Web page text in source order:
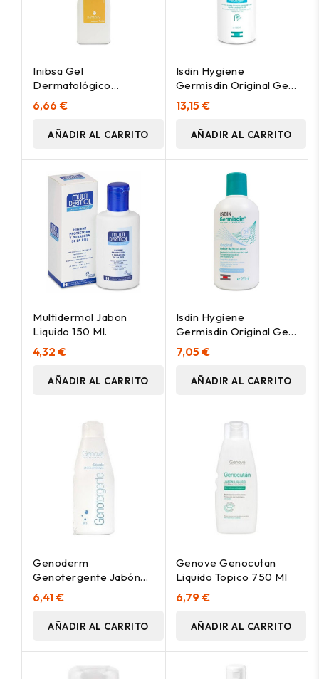
Inibsa Gel
Dermatológico
Multicereales 1000Ml
6,66 €
AÑADIR AL CARRITO
Isdin Hygiene
Germisdin Original Gel
De Baño Syndet
1000Ml
13,15 €
AÑADIR AL CARRITO
Multidermol Jabon
Liquido 150 Ml.
4,32 €
AÑADIR AL CARRITO
Isdin Hygiene
Germisdin Original Gel
De Baño Syndet 250Ml
7,05 €
AÑADIR AL CARRITO
Genoderm
Genotergente Jabón
Líquido, 750 Ml
6,41 €
AÑADIR AL CARRITO
Genove Genocutan
Liquido Topico 750 Ml
6,79 €
AÑADIR AL CARRITO